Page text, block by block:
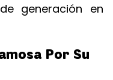
generación en
Por Su